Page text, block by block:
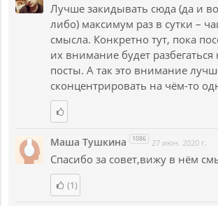
Лучше закидывать сюда (да и
либо) максимум раз в сутки –
смысла. Конкретно тут, пока
их внимание будет разбегаться
посты. А так это внимание
сконцентрировать на чём-то
Маша Тушкина 1086 27 июн. 2020 г.
Спасибо за совет,вижу в нём
(1)